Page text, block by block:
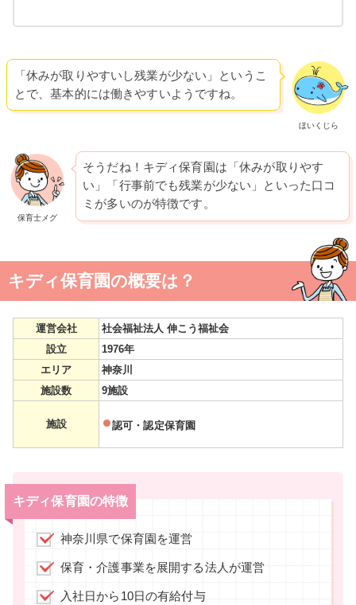
ほいくじら
「休みが取りやすいし残業が少ない」というこ
とで、基本的には働きやすいようですね。
保育士メグ
そうだね！キディ保育園は「休みが取りやす
い」「行事前でも残業が少ない」といった口コ
ミが多いのが特徴です。
キディ保育園の概要は？
運営会社
社会福祉法人 伸こう福祉会
設立
1976年
エリア
神奈川
施設数
9施設
施設 認可・認定保育園
キディ保育園の特徴
神奈川県で保育園を運営
保育・介護事業を展開する法人が運営
入社日から10日の有給付与